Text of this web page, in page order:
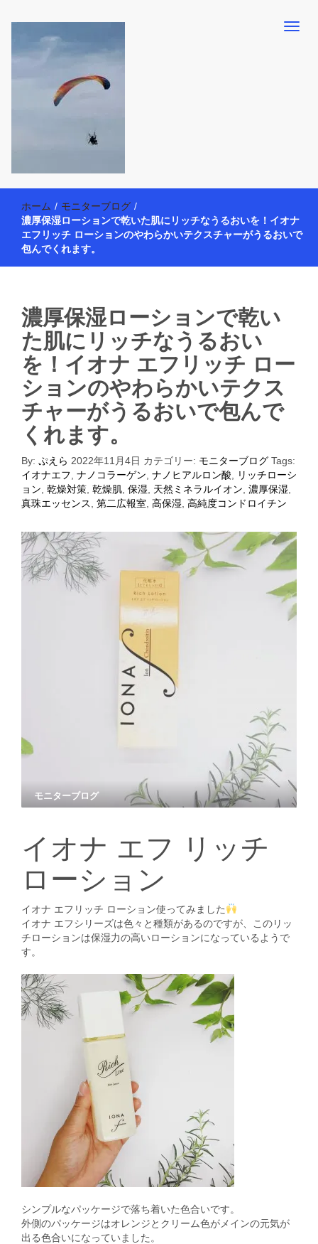
働く母の40代を楽しむ方法
ー活動を通して、豊かな生活を楽しんでいます。懸賞やモニター生
活だけでなく、大好きな【旅行・温泉・食育・美容健康アイテム探
索】も全力で楽しみます。
ホーム / モニターブログ /
濃厚保湿ローションで乾いた肌にリッチなうるおいを！イオナ
エフリッチ ローションのやわらかいテクスチャーがうるおいで
包んでくれます。
濃厚保湿ローションで乾い
た肌にリッチなうるおい
を！イオナ エフリッチ ロー
ションのやわらかいテクス
チャーがうるおいで包んで
くれます。
By: ぷえら 2022年11月4日 カテゴリー: モニターブログ Tags:
イオナエフ ナノコラーゲン ナノヒアルロン酸
リッチローシ
ョン 乾燥対策 乾燥肌 保湿 天然ミネラルイオン 濃厚保湿
真珠エッセンス
第二広報室 高保湿 高純度コンドロイチン
モニターブログ
イオナ エフ リッチ
ローション
イオナ エフリッチ ローション使ってみました
イオナ エフシリーズは色々と種類があるのですが、このリッ
チローションは保湿力の高いローションになっているようで
す。
シンプルなパッケージで落ち着いた色合いです。
外側のパッケージはオレンジとクリーム色がメインの元気が
出る色合いになっていました。